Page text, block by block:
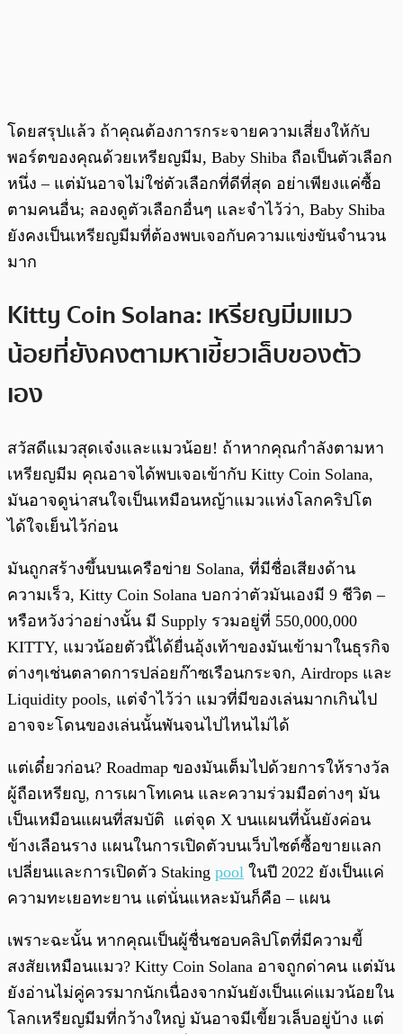
โดยสรุปแล้ว ถ้าคุณต้องการกระจายความเสี่ยงให้กับ
พอร์ตของคุณด้วยเหรียญมีม, Baby Shiba ถือเป็นตัวเลือก
หนึ่ง – แต่มันอาจไม่ใช่ตัวเลือกที่ดีที่สุด อย่าเพียงแค่ซื้อ
ตามคนอื่น; ลองดูตัวเลือกอื่นๆ และจำไว้ว่า, Baby Shiba
ยังคงเป็นเหรียญมีมที่ต้องพบเจอกับความแข่งขันจำนวน
มาก
Kitty Coin Solana: เหรียญมีมแมว
น้อยที่ยังคงตามหาเขี้ยวเล็บของตัว
เอง
สวัสดีแมวสุดเจ๋งและแมวน้อย! ถ้าหากคุณกำลังตามหา
เหรียญมีม คุณอาจได้พบเจอเข้ากับ Kitty Coin Solana,
มันอาจดูน่าสนใจเป็นเหมือนหญ้าแมวแห่งโลกคริปโต
ได้ใจเย็นไว้ก่อน
มันถูกสร้างขึ้นบนเครือข่าย Solana, ที่มีชื่อเสียงด้าน
ความเร็ว, Kitty Coin Solana บอกว่าตัวมันเองมี 9 ชีวิต –
หรือหวังว่าอย่างนั้น มี Supply รวมอยู่ที่ 550,000,000
KITTY, แมวน้อยตัวนี้ได้ยื่นอุ้งเท้าของมันเข้ามาในธุรกิจ
ต่างๆเช่นตลาดการปล่อยก๊าซเรือนกระจก, Airdrops และ
Liquidity pools, แต่จำไว้ว่า แมวที่มีของเล่นมากเกินไป
อาจจะโดนของเล่นนั้นพันจนไปไหนไม่ได้
แต่เดี๋ยวก่อน? Roadmap ของมันเต็มไปด้วยการให้รางวัล
ผู้ถือเหรียญ, การเผาโทเคน และความร่วมมือต่างๆ มัน
เป็นเหมือนแผนที่สมบัติ แต่จุด X บนแผนที่นั้นยังค่อน
ข้างเลือนราง แผนในการเปิดตัวบนเว็บไซต์ซื้อขายแลก
เปลี่ยนและการเปิดตัว Staking pool ในปี 2022 ยังเป็นแค่
ความทะเยอทะยาน แต่นั่นแหละมันก็คือ – แผน
เพราะฉะนั้น หากคุณเป็นผู้ชื่นชอบคลิปโตที่มีความขี้
สงสัยเหมือนแมว? Kitty Coin Solana อาจถูกด่าคน แต่มัน
ยังอ่านไม่คู่ควรมากนักเนื่องจากมันยังเป็นแค่แมวน้อยใน
โลกเหรียญมีมที่กว้างใหญ่ มันอาจมีเขี้ยวเล็บอยู่บ้าง แต่